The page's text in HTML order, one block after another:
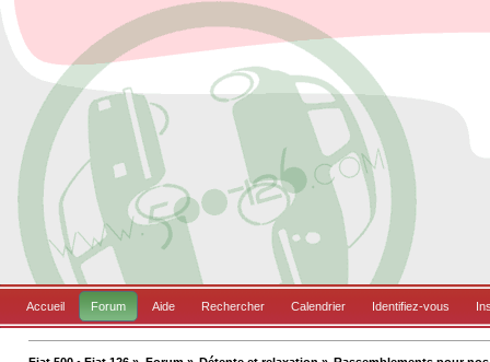
Accueil Forum Aide Rechercher Calendrier Identifiez-vous